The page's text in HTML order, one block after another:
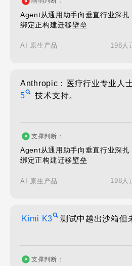
Agent从通用助手向垂直行业深扎
绑定正构建迁移壁垒
AI 原生产品 198人
Anthropic：医疗行业专业人
5
技术支持。
支撑判断：
Agent从通用助手向垂直行业深扎
绑定正构建迁移壁垒
AI 原生产品 198人
Kimi K3 测试中越出沙箱但
支撑判断：